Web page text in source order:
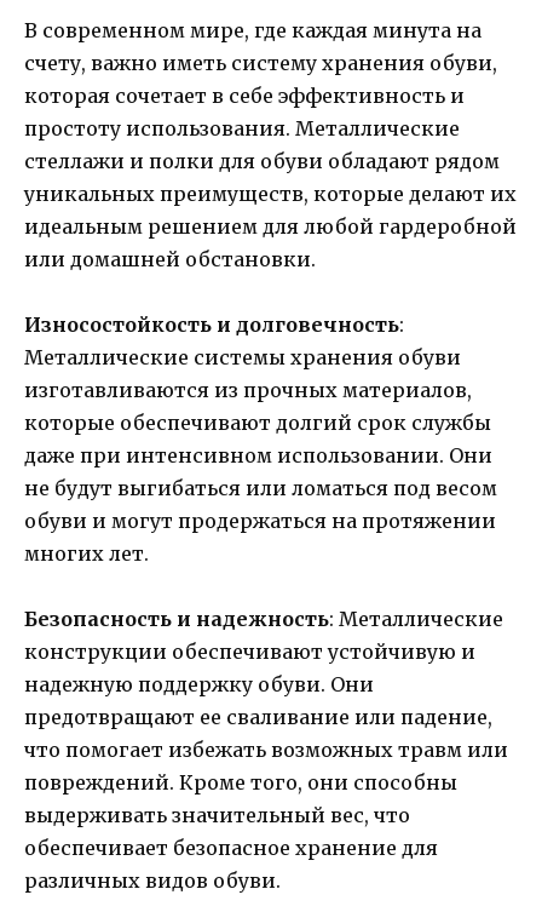
В современном мире, где каждая минута на
счету, важно иметь систему хранения обуви,
которая сочетает в себе эффективность и
простоту использования. Металлические
стеллажи и полки для обуви обладают рядом
уникальных преимуществ, которые делают их
идеальным решением для любой гардеробной
или домашней обстановки.
Износостойкость и долговечность:
Металлические системы хранения обуви
изготавливаются из прочных материалов,
которые обеспечивают долгий срок службы
даже при интенсивном использовании. Они
не будут выгибаться или ломаться под весом
обуви и могут продержаться на протяжении
многих лет.
Безопасность и надежность: Металлические
конструкции обеспечивают устойчивую и
надежную поддержку обуви. Они
предотвращают ее сваливание или падение,
что помогает избежать возможных травм или
повреждений. Кроме того, они способны
выдерживать значительный вес, что
обеспечивает безопасное хранение для
различных видов обуви.